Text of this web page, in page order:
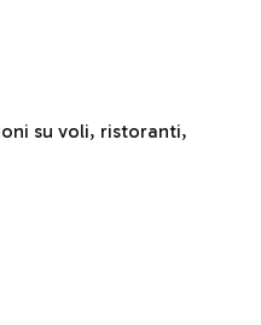
su voli, ristoranti,